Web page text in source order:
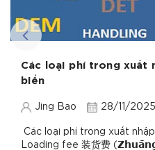
Các loại phí trong xuất
biển
Jing Bao 28/11/2025
Các loại phí trong xuất
Loading fee 装货费 (𝗭𝗵𝘂𝗮̄𝗻𝗴